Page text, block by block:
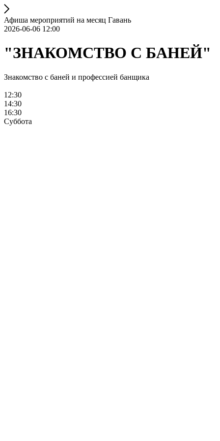
Афиша мероприятий на месяц Гавань
2026-06-06 12:00
"ЗНАКОМСТВО С БАНЕЙ"
Знакомство с баней и профессией банщика
12:30
14:30
16:30
Суббота